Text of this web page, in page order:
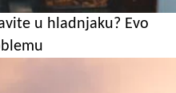
u hladnjaku? Evo